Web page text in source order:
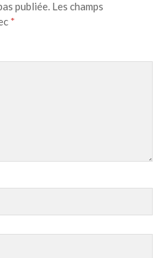
publiée. Les champs
*